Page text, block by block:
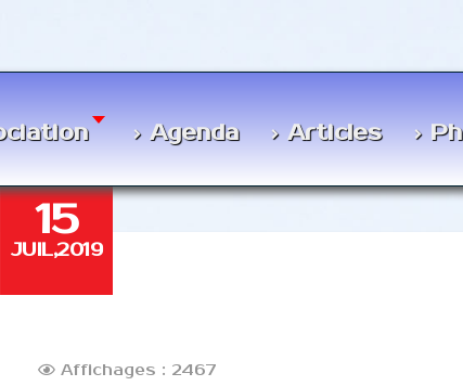
Agenda Articles
15
JUIL,2019
Affichages : 2467